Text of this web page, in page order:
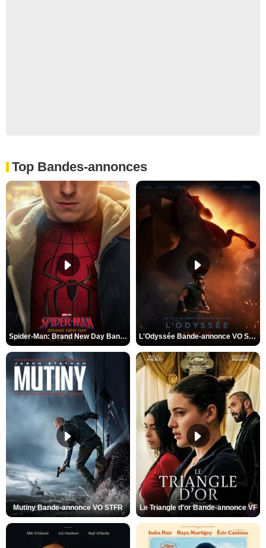
Top Bandes-annonces
Spider-Man: Brand New Day Bande-annonce VO STFR L'Odyssée Bande-annonce VO STFR
Mutiny Bande-annonce VO STFR Le Triangle d'or Bande-annonce VF